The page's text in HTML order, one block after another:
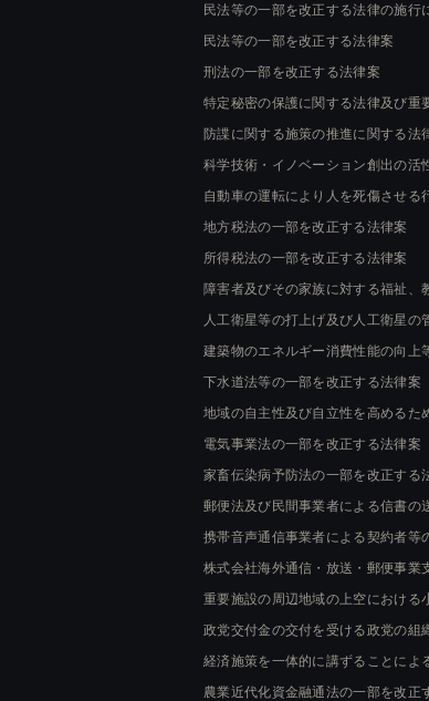
民法等の一部を改正する法律の施行
民法等の一部を改正する法律案
刑法の一部を改正する法律案
特定秘密の保護に関する法律及び重
防諜に関する施策の推進に関する法
科学技術・イノベーション創出の活
自動車の運転により人を死傷させる
地方税法の一部を改正する法律案
所得税法の一部を改正する法律案
障害者及びその家族に対する福祉、
人工衛星等の打上げ及び人工衛星の
建築物のエネルギー消費性能の向上
下水道法等の一部を改正する法律案
地域の自主性及び自立性を高めるた
電気事業法の一部を改正する法律案
家畜伝染病予防法の一部を改正する
郵便法及び民間事業者による信書の
携帯音声通信事業者による契約者等
株式会社海外通信・放送・郵便事業
重要施設の周辺地域の上空における
政党交付金の交付を受ける政党の組
経済施策を一体的に講ずることによ
農業近代化資金融通法の一部を改正